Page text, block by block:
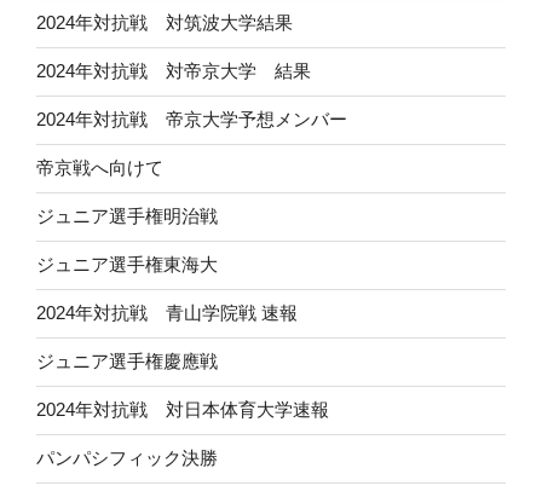
2024年対抗戦 対筑波大学結果
2024年対抗戦 対帝京大学 結果
2024年対抗戦 帝京大学予想メンバー
帝京戦へ向けて
ジュニア選手権明治戦
ジュニア選手権東海大
2024年対抗戦 青山学院戦 速報
ジュニア選手権慶應戦
2024年対抗戦 対日本体育大学速報
パンパシフィック決勝